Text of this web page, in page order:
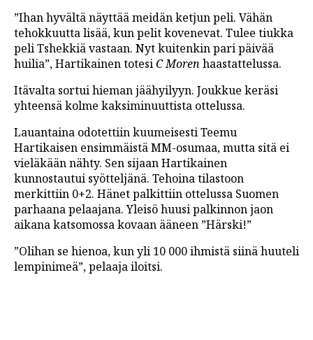
”Ihan hyvältä näyttää meidän ketjun peli. Vähän
tehokkuutta lisää, kun pelit kovenevat. Tulee tiukka
peli Tshekkiä vastaan. Nyt kuitenkin pari päivää
huilia”, Hartikainen totesiC Moren haastattelussa.
Itävalta sortui hieman jäähyilyyn. Joukkue keräsi
yhteensä kolme kaksiminuuttista ottelussa.
Lauantaina odotettiin kuumeisesti Teemu
Hartikaisen ensimmäistä MM-osumaa, mutta sitä ei
vieläkään nähty. Sen sijaan Hartikainen
kunnostautui syötteljänä. Tehoina tilastoon
merkittiin 0+2. Hänet palkittiin ottelussa Suomen
parhaana pelaajana. Yleisö huusi palkinnon jaon
aikana katsomossa kovaan ääneen ”Härski!”
”Olihan se hienoa, kun yli 10 000 ihmistä siinä huuteli
lempinimeä”, pelaaja iloitsi.